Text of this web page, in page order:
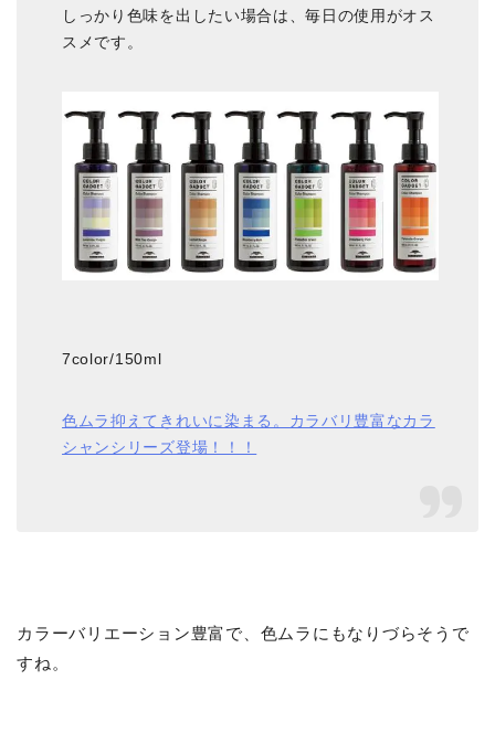
しっかり色味を出したい場合は、毎日の使用がオス
スメです。
7color/150ml
色ムラ抑えてきれいに染まる。カラバリ豊富なカラ
シャンシリーズ登場！！！
カラーバリエーション豊富で、色ムラにもなりづらそうで
すね。